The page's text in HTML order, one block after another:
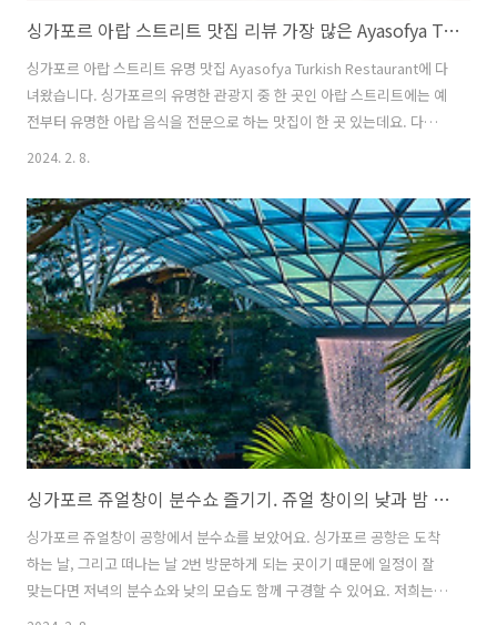
싱가포르 아랍 스트리트 맛집 리뷰 가장 많은 Ayasofya Turkish Restaurant에서 식사한 후기
싱가포르 아랍 스트리트 유명 맛집 Ayasofya Turkish Restaurant에 다
녀왔습니다. 싱가포르의 유명한 관광지 중 한 곳인 아랍 스트리트에는 예
전부터 유명한 아랍 음식을 전문으로 하는 맛집이 한 곳 있는데요. 다양
한 종류의 아랍 음식을 찾아볼 수 있는 Ayasofya Turkish Restaurant
이어서 가끔 중동 음식점에 가기도 하는데요. Ayasofya Turkish
Restaurant에는 다양한 종류의 중동 음식을 판매하고 있어서 선택할 수
있는 메뉴의 종류도 다양했어요. 음료 또한 중동에서 마시는 종류의 음료
를 판매하고 있어서, 음료부터 음식까지 모두 중동의 맛과 분위기를 느낄
수 있었습니다. 메인 메뉴로 나왔던..
2024. 2. 8.
싱가포르 쥬얼창이 분수쇼 즐기기. 쥬얼 창이의 낮과 밤 모두 보기
싱가포르 쥬얼창이 공항에서 분수쇼를 보았어요. 싱가포르 공항은 도착
하는 날, 그리고 떠나는 날 2번 방문하게 되는 곳이기 때문에 일정이 잘
맞는다면 저녁의 분수쇼와 낮의 모습도 함께 구경할 수 있어요. 저희는
저녁에 싱가포르 쥬얼창이 공항에 도착하고, 낮에 싱가포르를 떠나는 일